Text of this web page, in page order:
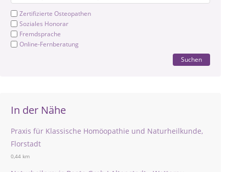
Zertifizierte Osteopathen
Soziales Honorar
Fremdsprache
Online-Fernberatung
Suchen
In der Nähe
Praxis für Klassische Homöopathie und Naturheilkunde,
Florstadt
0,44 km